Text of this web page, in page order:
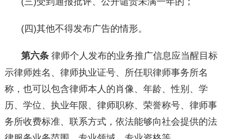
(四)其他不得发布广告的情形。
第六条 律师个人发布的业务推广信息应当醒目标
示律师姓名、律师执业证号、所任职律师事务所名
称，也可以包含律师本人的肖像、年龄、性别、学
历、学位、执业年限、律师职称、荣誉称号、律师事
务所收费标准、联系方式，依法能够向社会提供的法